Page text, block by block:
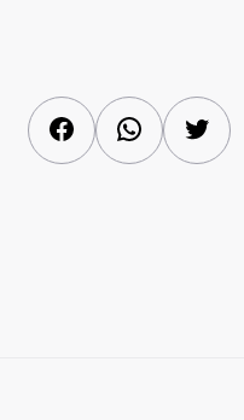
FacebookWhatsApp